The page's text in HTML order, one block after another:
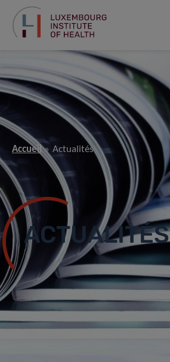
Accueil Actualités
ACTUALITÉS